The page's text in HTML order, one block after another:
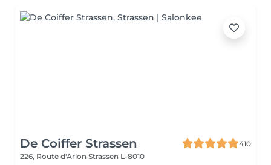
De Coiffer Strassen
410
226, Route d'Arlon Strassen L-8010